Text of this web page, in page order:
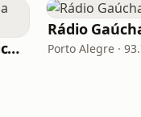
Rádio Transamérica (TMC)
Rádio